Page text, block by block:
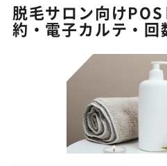
脱毛サロン向け
約・電子カルテ・回